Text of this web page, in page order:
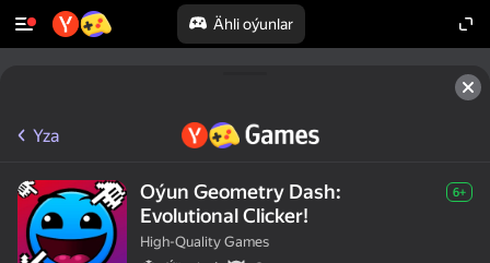
Ähli oýunlar
Yza
Oýun Geometry Dash:
Evolutional Clicker!
6+
High-Quality Games